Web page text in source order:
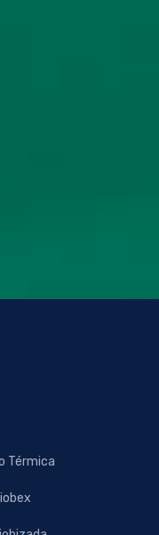
Térmica